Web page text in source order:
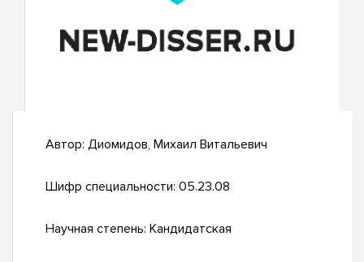
Автор: Диомидов, Михаил Витальевич
Шифр специальности: 05.23.08
Научная степень: Кандидатская